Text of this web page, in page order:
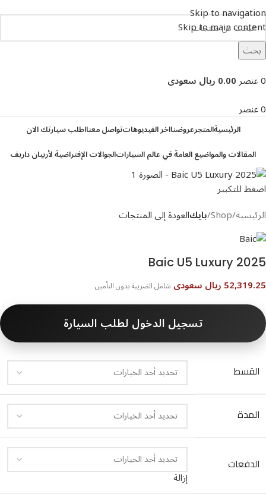
Skip to navigation
Skip to main content
بحث
0عنصر0.00 ريال سعودى
0عنصر
الرئيسيةالمتجرعروضنااخر الفيديوهاتتواصل معنااطلب سيارتك الان
المقالات والمواضيع العامة في عالم السياراتالجوالات الإفتراضية لأربيان داريف
اضغط للتكبير
الرئيسية Shop بايكالعودة إلى المنتجات
Baic U5 Luxury 2025
52,319.25 ريال سعودى شامل الضريبة بدون التأمين
تسجيل الدخول لطلب السيارة
القسط
المدة
الدفعات
إزالة